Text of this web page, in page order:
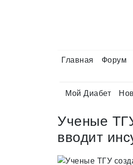
Главная Форум
Мой Диабет
Ученые
вводит